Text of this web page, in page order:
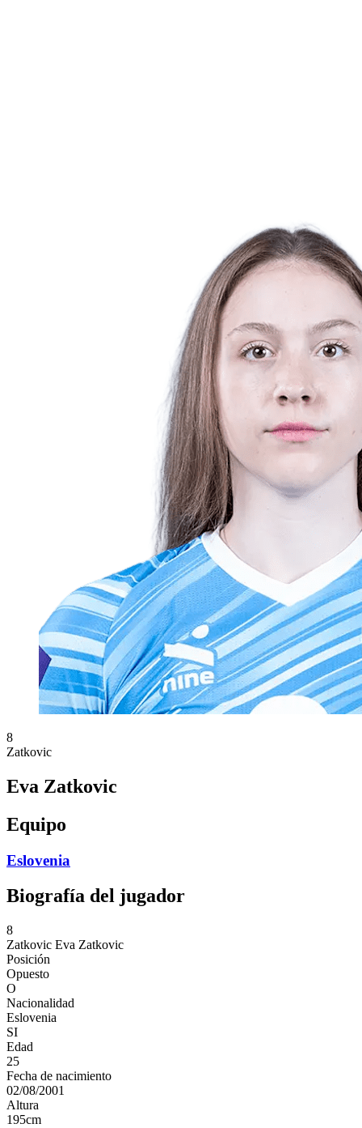
8
Zatkovic
Eva Zatkovic
Equipo
Eslovenia
Biografía del jugador
8
Zatkovic Eva Zatkovic
Posición
Opuesto
O
Nacionalidad
Eslovenia
SI
Edad
25
Fecha de nacimiento
02/08/2001
Altura
195cm